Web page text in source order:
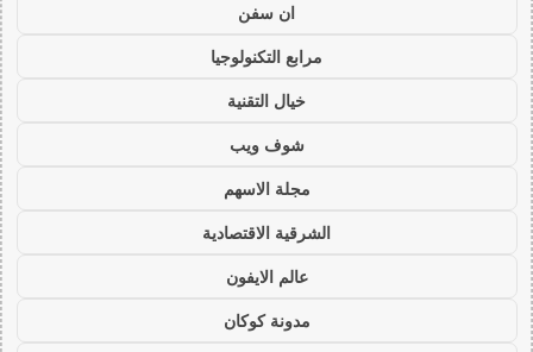
ان سفن
مرابع التكنولوجيا
خيال التقنية
شوف ويب
مجلة الاسهم
الشرقية الاقتصادية
عالم الايفون
مدونة كوكان